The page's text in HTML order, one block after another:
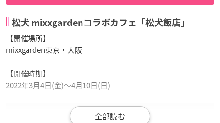
松犬 mixxgardenコラボカフェ「松犬飯店」
【開催場所】
mixxgarden東京・大阪
【開催時期】
2022年3月4日(金)〜4月10日(日)